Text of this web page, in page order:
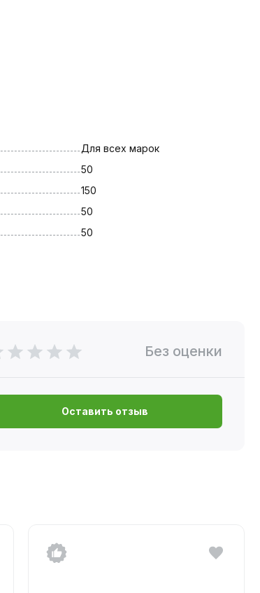
Для всех марок
50
150
50
50
Без оценки
Оставить отзыв